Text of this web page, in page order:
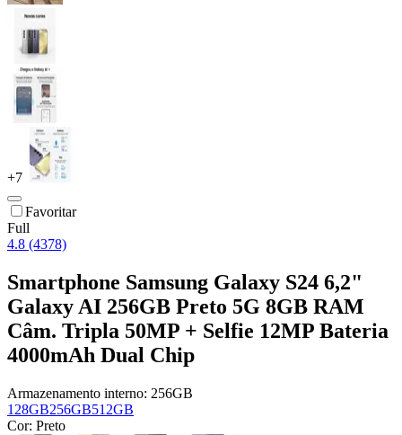
+7
Favoritar
Full
4.8 (4378)
Smartphone Samsung Galaxy S24 6,2"
Galaxy AI 256GB Preto 5G 8GB RAM
Câm. Tripla 50MP + Selfie 12MP Bateria
4000mAh Dual Chip
Armazenamento interno: 256GB
128GB256GB512GB
Cor: Preto